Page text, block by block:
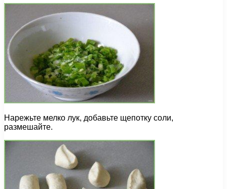
Нарежьте мелко лук, добавьте щепотку соли,
размешайте.